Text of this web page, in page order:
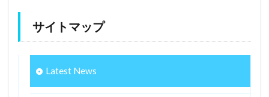
サイトマップ
Latest News